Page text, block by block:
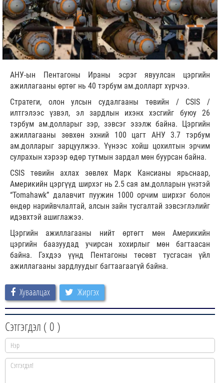
АНУ-ын Пентагоны Ираны эсрэг явуулсан цэргийн
ажиллагааны өртөг нь 40 тэрбум ам.долларт хүрчээ.
Стратеги, олон улсын судалгааны төвийн / CSIS /
илтгэлээс үзвэл, эл зардлын ихэнх хэсгийг буюу 26
тэрбум ам.долларыг зэр, зэвсэг эзэлж байна. Цэргийн
ажиллагааны зөвхөн эхний 100 цагт АНУ 3.7 тэрбум
ам.долларыг зарцуулжээ. Үүнээс хойш цохилтын эрчим
сулрахын хэрээр өдөр тутмын зардал мөн буурсан байна.
CSIS төвийн ахлах зөвлөх Марк Кансианы ярьснаар,
Америкийн цэргүүд ширхэг нь 2.5 сая ам.долларын үнэтэй
“Tomahawk” далавчит пуужин 1000 орчим ширхэг болон
өндөр нарийвчлалтай, алсын зайн тусгалтай зэвсэглэлийг
идэвхтэй ашиглажээ.
Цэргийн ажиллагааны нийт өртөгт мөн Америкийн
цэргийн баазуудад учирсан хохирлыг мөн багтаасан
байна. Гэхдээ үүнд Пентагоны төсөвт тусгасан үйл
ажиллагааны зардлуудыг багтаагаагүй байна.
Хуваалцах Жиргэх
Сэтгэгдэл ( 0 )